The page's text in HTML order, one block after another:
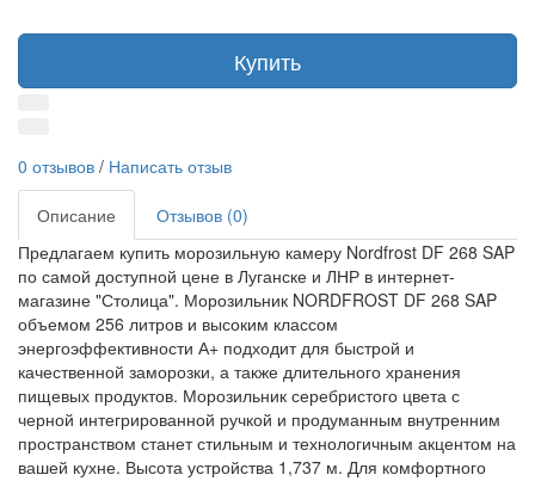
Купить
0 отзывов / Написать отзыв
Описание
Отзывов (0)
Предлагаем купить морозильную камеру Nordfrost DF 268 SAP
по самой доступной цене в Луганске и ЛНР в интернет-
магазине "Столица". Морозильник NORDFROST DF 268 SAP
объемом 256 литров и высоким классом
энергоэффективности А+ подходит для быстрой и
качественной заморозки, а также длительного хранения
пищевых продуктов. Морозильник серебристого цвета с
черной интегрированной ручкой и продуманным внутренним
пространством станет стильным и технологичным акцентом на
вашей кухне. Высота устройства 1,737 м. Для комфортного